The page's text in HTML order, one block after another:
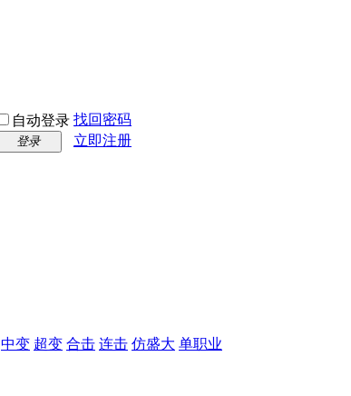
自动登录 找回密码
登录
立即注册
中变 超变 合击 连击 仿盛大 单职业